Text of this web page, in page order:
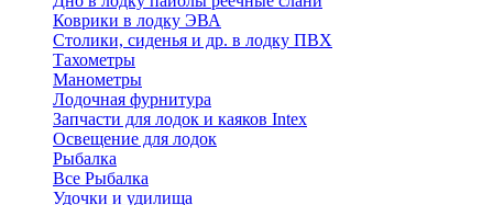
Коврики в лодку ЭВА
Столики, сиденья и др. в лодку ПВХ
Тахометры
Манометры
Лодочная фурнитура
Запчасти для лодок и каяков Intex
Освещение для лодок
Рыбалка
Все Рыбалка
Удочки и удилища